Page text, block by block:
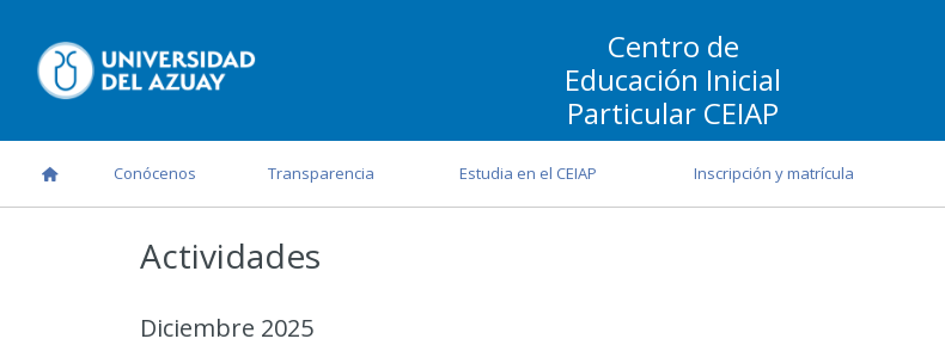
Centro de
Educación Inicial
Particular CEIAP
Conócenos Transparencia Estudia en el CEIAP Inscripción y matrícula
Actividades
Diciembre 2025